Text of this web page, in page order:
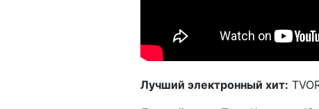
Лучший электронный хит: